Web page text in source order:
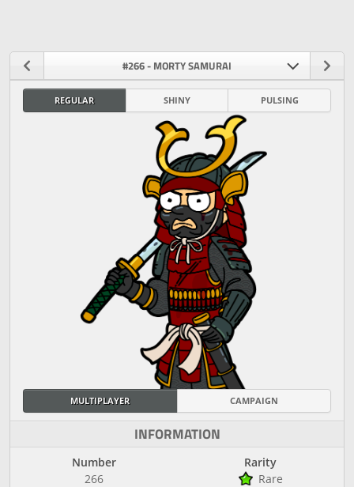
#266 - MORTY SAMURAI
REGULAR SHINY PULSING
MULTIPLAYER CAMPAIGN
INFORMATION
Number
266
Rarity
Rare